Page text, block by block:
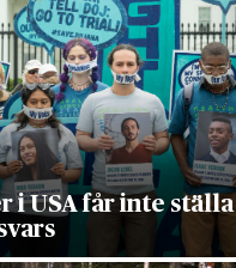
i USA får inte ställa